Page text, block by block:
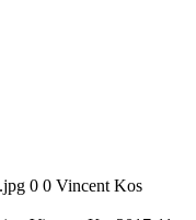
0 0 Vincent Kos